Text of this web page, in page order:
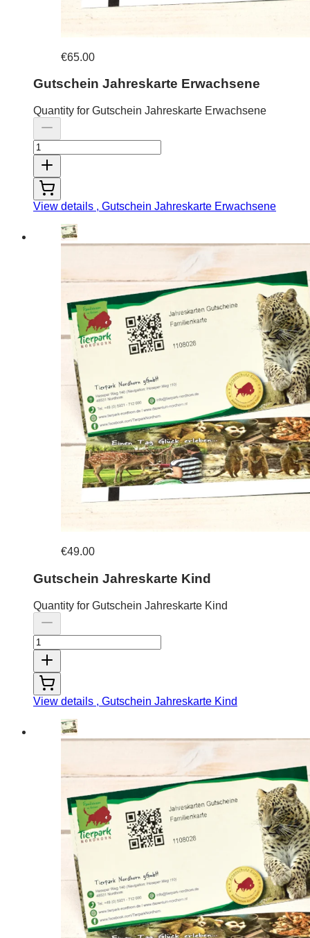
€65.00
Gutschein Jahreskarte Erwachsene
Quantity for Gutschein Jahreskarte Erwachsene
View details , Gutschein Jahreskarte Erwachsene
€49.00
Gutschein Jahreskarte Kind
Quantity for Gutschein Jahreskarte Kind
View details , Gutschein Jahreskarte Kind